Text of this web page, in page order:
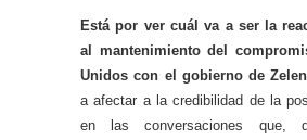
Está por ver cuál va a ser la
al mantenimiento del
Unidos con el gobierno de
a afectar a la credibilidad de la
en las conversaciones que,